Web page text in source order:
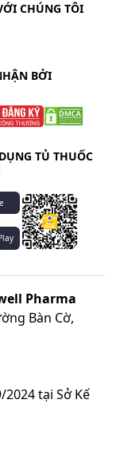
CHÚNG TÔI
BỞI
TỦ THUỐC
Pharma
Bàn Cờ,
tại Sở Kế